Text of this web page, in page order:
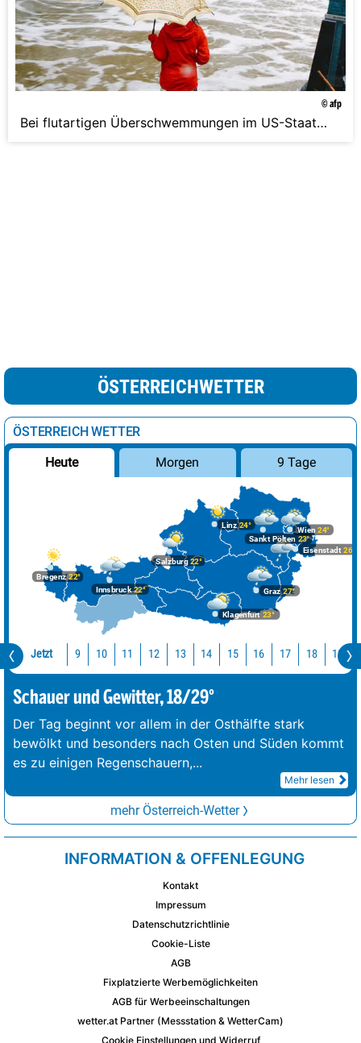
© afp
Bei flutartigen Überschwemmungen im US-Staat
ÖSTERREICHWETTER
ÖSTERREICH WETTER
Heute Morgen 9 Tage
Bregenz22°
Graz27°
Innsbruck22°
Klagenfurt 23°
Linz24°
Salzburg22°
Wien 24°
Eisenstadt 26°
Sankt Pölten 23°
Jetzt 9 10 11 12 13 14 15 16 17 18 19
Schauer und Gewitter, 18/29°
Der Tag beginnt vor allem in der Osthälfte stark
bewölkt und besonders nach Osten und Süden kommt
es zu einigen Regenschauern,...
Mehr lesen
mehr Österreich-Wetter
INFORMATION & OFFENLEGUNG
Kontakt
Impressum
Datenschutzrichtlinie
Cookie-Liste
AGB
Fixplatzierte Werbemöglichkeiten
AGB für Werbeeinschaltungen
wetter.at Partner (Messstation & WetterCam)
Cookie Einstellungen und Widerruf